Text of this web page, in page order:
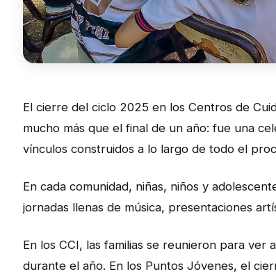
El cierre del ciclo 2025 en los Centros de
mucho más que el final de un año: fue una
vínculos construidos a lo largo de todo el
En cada comunidad, niñas, niños y
jornadas llenas de música, presentaciones
En los CCI, las familias se reunieron para
durante el año. En los Puntos Jóvenes, el